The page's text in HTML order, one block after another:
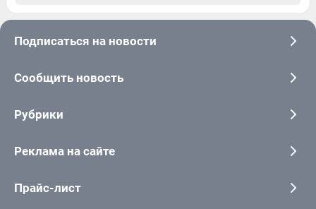
Подписаться на новости
Сообщить новость
Рубрики
Реклама на сайте
Прайс-лист